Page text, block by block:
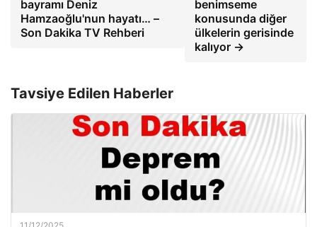
bayramı Deniz
Hamzaoğlu'nun hayatı… –
Son Dakika TV Rehberi
benimseme
konusunda diğer
ülkelerin gerisinde
kalıyor →
Tavsiye Edilen Haberler